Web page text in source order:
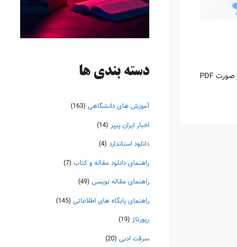
اینروزها خرید PDF کتاب‎های خارجی بسیار رواج یافته است. با آنکه نسخه‌های ترجمه شده بسیار زیادی از کتاب‌ها چه به صورت چاپی و چه به صورت PDF
دسته‌ بندی ها
آموزش های دانشگاهی (163)
اخبار ایران پیپر (14)
دانلود استاندارد (4)
راهنمای دانلود مقاله و کتاب (7)
راهنمای مقاله نویسی (49)
راهنمای پایگاه های اطلاعاتی (145)
رپورتاژ (19)
سرقت ادبی (20)